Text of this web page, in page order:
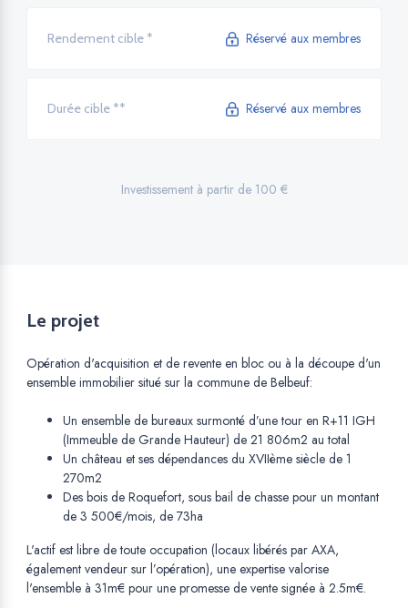
Rendement cible * Réservé aux membres
Durée cible ** Réservé aux membres
Investissement à partir de 100 €
Le projet
Opération d'acquisition et de revente en bloc ou à la découpe d'un
ensemble immobilier situé sur la commune de Belbeuf:
Un ensemble de bureaux surmonté d’une tour en R+11 IGH
(Immeuble de Grande Hauteur) de 21 806m2 au total
Un château et ses dépendances du XVIIème siècle de 1
270m2
Des bois de Roquefort, sous bail de chasse pour un montant
de 3 500€/mois, de 73ha
L'actif est libre de toute occupation (locaux libérés par AXA,
également vendeur sur l’opération), une expertise valorise
l'ensemble à 31m€ pour une promesse de vente signée à 2.5m€.